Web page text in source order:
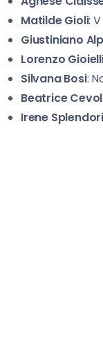
Matilde Gioli: V
Giustiniano
Lorenzo
Silvana Bosi:
Beatrice
Irene